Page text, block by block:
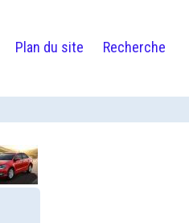
Plan du site Recherche